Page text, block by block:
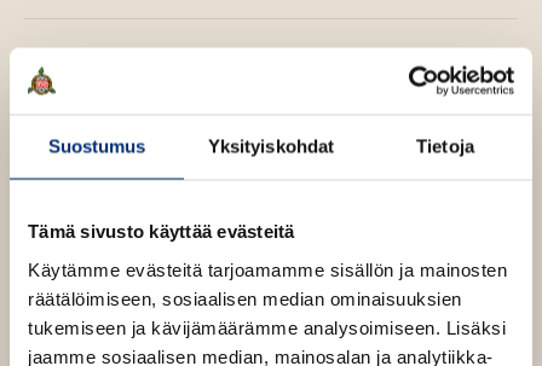
Suostumus Yksityiskohdat Tietoja
Tämä sivusto käyttää evästeitä
Käytämme evästeitä tarjoamamme sisällön ja mainosten
räätälöimiseen, sosiaalisen median ominaisuuksien
tukemiseen ja kävijämäärämme analysoimiseen. Lisäksi
jaamme sosiaalisen median, mainosalan ja analytiikka-
e
u
e
e
v
ä
Kirjan kuvapankkikuvat